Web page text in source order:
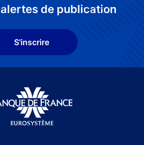
de publication
S'inscrire